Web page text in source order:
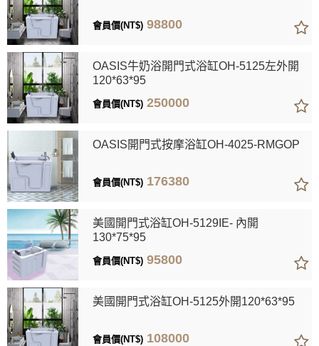
會員價(NT$) 98800
OASIS牛奶浴開門式浴缸OH-5125左外開
120*63*95
會員價(NT$) 250000
OASIS開門式按摩浴缸OH-4025-RMGOP
會員價(NT$) 176380
美國開門式浴缸OH-5129IE- 內開
130*75*95
會員價(NT$) 95800
美國開門式浴缸OH-5125外開120*63*95
會員價(NT$) 108000